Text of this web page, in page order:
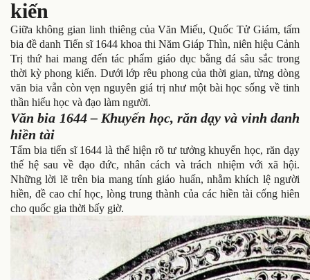
kiến
Giữa không gian linh thiêng của Văn Miếu, Quốc Tử Giám, tấm
bia đề danh Tiến sĩ 1644 khoa thi Năm Giáp Thìn, niên hiệu Cảnh
Trị thứ hai mang đến tác phẩm giáo dục bằng đá sâu sắc trong
thời kỳ phong kiến. Dưới lớp rêu phong của thời gian, từng dòng
văn bia vẫn còn vẹn nguyên giá trị như một bài học sống về tinh
thần hiếu học và đạo làm người.
Văn bia 1644 – Khuyến học, răn dạy và vinh danh
hiền tài
Tấm bia tiến sĩ 1644 là thể hiện rõ tư tưởng khuyến học, răn dạy
thế hệ sau về đạo đức, nhân cách và trách nhiệm với xã hội.
Những lời lẽ trên bia mang tính giáo huấn, nhằm khích lệ người
hiền, đề cao chí học, lòng trung thành của các hiền tài cống hiên
cho quốc gia thời bấy giờ.